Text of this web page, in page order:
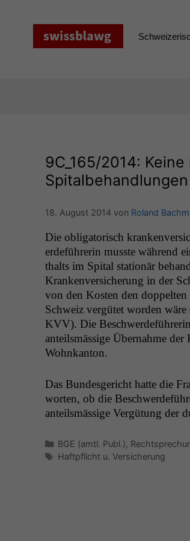
9C_165/2014:
18. August 2014 von Roland
Die oblig­a­torisch
erde­führerin musste während
thalts im Spi­tal sta­tionär
Kranken­ver­sicherung in der
von den Kosten den
Schweiz vergütet wor­den
KVV). Die
anteilsmäs­sige Über­nahme der
Wohnkanton.
Das Bun­des­gericht hat­te die
worten, ob die
anteilsmäs­sige Vergü­tung der
Kategorien
BGE (amtl. Publ.),
Schlagwörter
Haftpflicht u. Versicherung